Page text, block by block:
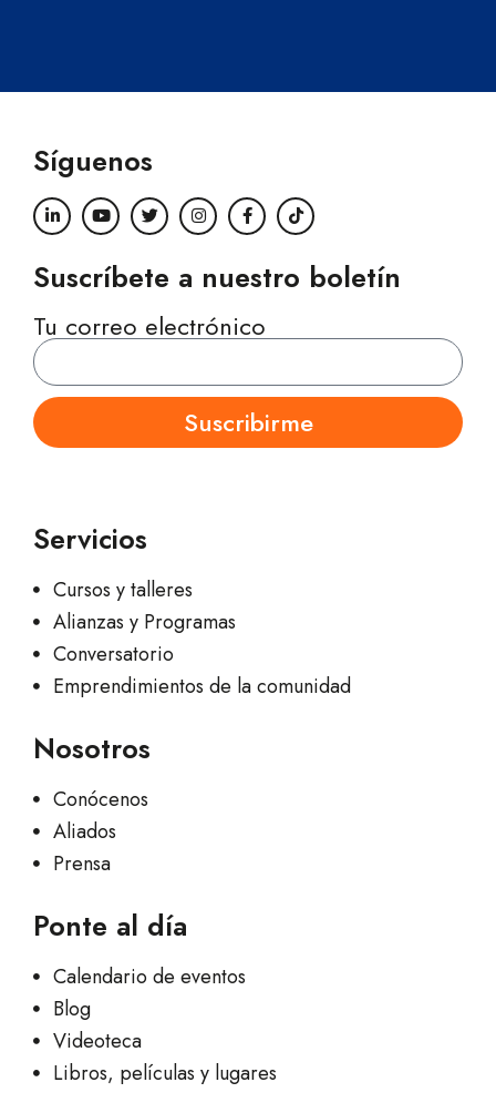
Síguenos
Suscríbete a nuestro boletín
Tu correo electrónico
Suscribirme
Servicios
Cursos y talleres
Alianzas y Programas
Conversatorio
Emprendimientos de la comunidad
Nosotros
Conócenos
Aliados
Prensa
Ponte al día
Calendario de eventos
Blog
Videoteca
Libros, películas y lugares